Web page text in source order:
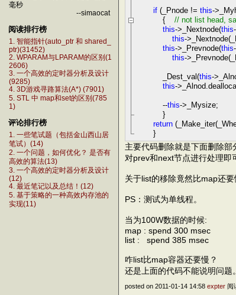
毫秒
--simaocat
阅读排行榜
1. 智能指针(auto_ptr 和 shared_
ptr)(31452)
2. WPARAM与LPARAM的区别(1
2606)
3. 一个高效的定时器分析及设计
(9285)
4. 3D游戏寻路算法(A*) (7901)
5. STL 中 map和set的区别(785
1)
评论排行榜
1. 一些笔试题（包括金山西山居
笔试）(14)
2. 一个问题，如何优化？ 是否有
高效的算法(13)
3. 一个高效的定时器分析及设计
(12)
4. 最近笔记以及总结！(12)
5. 基于策略的一种高效内存池的
实现(11)
if (_Pnode != this->
{ // not list head,
this-> _Nextnode(this
this->
this-> _Prevnode(this
this->
_Dest_val(this->
this->
--this-> _Mysize;
}
return
}
主要代码删除就是下面删除部
对prev和next节点进行处理即
关于list的移除竟然比map还要
PS：测试为单线程。
当为100W数据的时候:
map : spend 300 msec
list : spend 385 msec
咋list比map容器还要慢？
还是上面的代码不能说明问题。
posted on 2011-01-14 14:58 expter 阅